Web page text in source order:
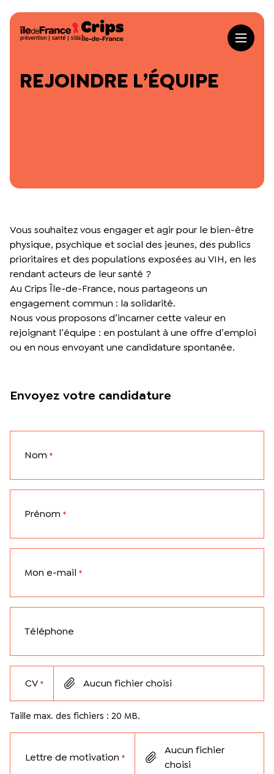
Nos offres terrain
Animathèque
Catalogues
Dossiers thématiques
Notre documentation
Ressources pour les parents
Podcast 🎙️
Un conseil scientifique pour le Crips Île-de-France
Nos méthodes de formations
L’équipe du Crips
Rapports d’activité et financiers
Projets réalisés avec nos partenaires
Concours d’affiches
REJOINDRE L’ÉQUIPE
Vous souhaitez vous engager et agir pour le bien-être
physique, psychique et social des jeunes, des publics
prioritaires et des populations exposées au VIH, en les
rendant acteurs de leur santé ?
Au Crips Île-de-France, nous partageons un
engagement commun : la solidarité.
Nous vous proposons d’incarner cette valeur en
rejoignant l’équipe : en postulant à une offre d’emploi
ou en nous envoyant une candidature spontanée.
Envoyez votre candidature
Nom *
Prénom *
Mon e-mail *
Téléphone
CV * Aucun fichier choisi
Taille max. des fichiers : 20 MB.
Lettre de motivation *
Aucun fichier
choisi